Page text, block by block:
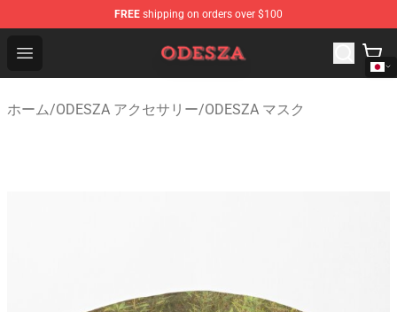
FREE shipping on orders over $100
Open menu
ODESZA Shop - Official ODESZA Merchandise Store
ホーム/ODESZA アクセサリー/ODESZA マスク